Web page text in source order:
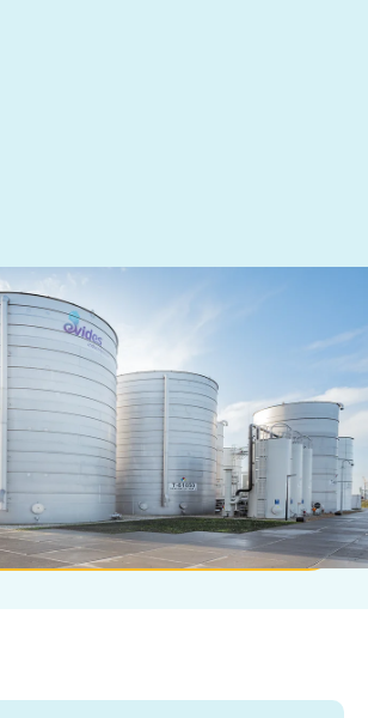
levert betrouwbare en
voor industriewater. We
producten.
onze oplossingen